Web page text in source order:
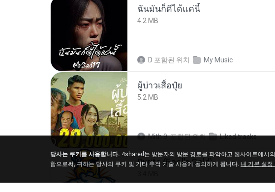
ฉันมันก็ดีได้แค่นี้
4.2 MB
D 포함된 위치 My Music
ผู้บ่าวเสื้อปุ๋ย
5.2 MB
Mith 9.포함된 위치 Liked tracks
Pyrite (Fool's Gold)
당사는 쿠키를 사용합니다. 4shared는 방문자의 방문 경로를 파악하고 웹사이트에서
함으로써, 귀하는 당사의 쿠키 및 기타 추적 기술 사용에 동의하게 됩니다. 내 기본 설정